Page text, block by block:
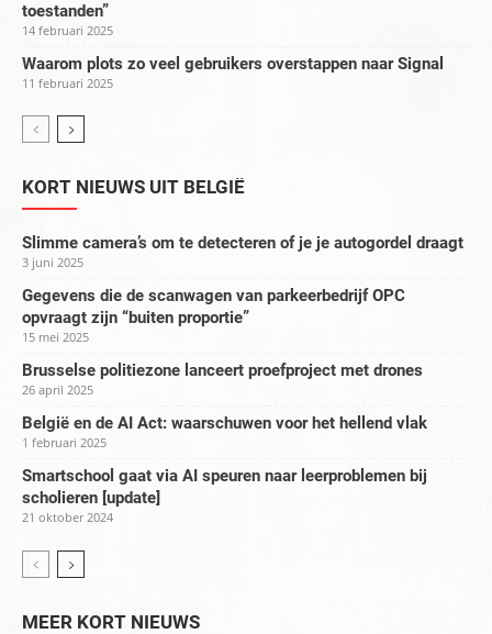
toestanden”
14 februari 2025
Waarom plots zo veel gebruikers overstappen naar Signal
11 februari 2025
KORT NIEUWS UIT BELGIË
Slimme camera’s om te detecteren of je je autogordel draagt
3 juni 2025
Gegevens die de scanwagen van parkeerbedrijf OPC
opvraagt zijn “buiten proportie”
15 mei 2025
Brusselse politiezone lanceert proefproject met drones
26 april 2025
België en de AI Act: waarschuwen voor het hellend vlak
1 februari 2025
Smartschool gaat via AI speuren naar leerproblemen bij
scholieren [update]
21 oktober 2024
MEER KORT NIEUWS